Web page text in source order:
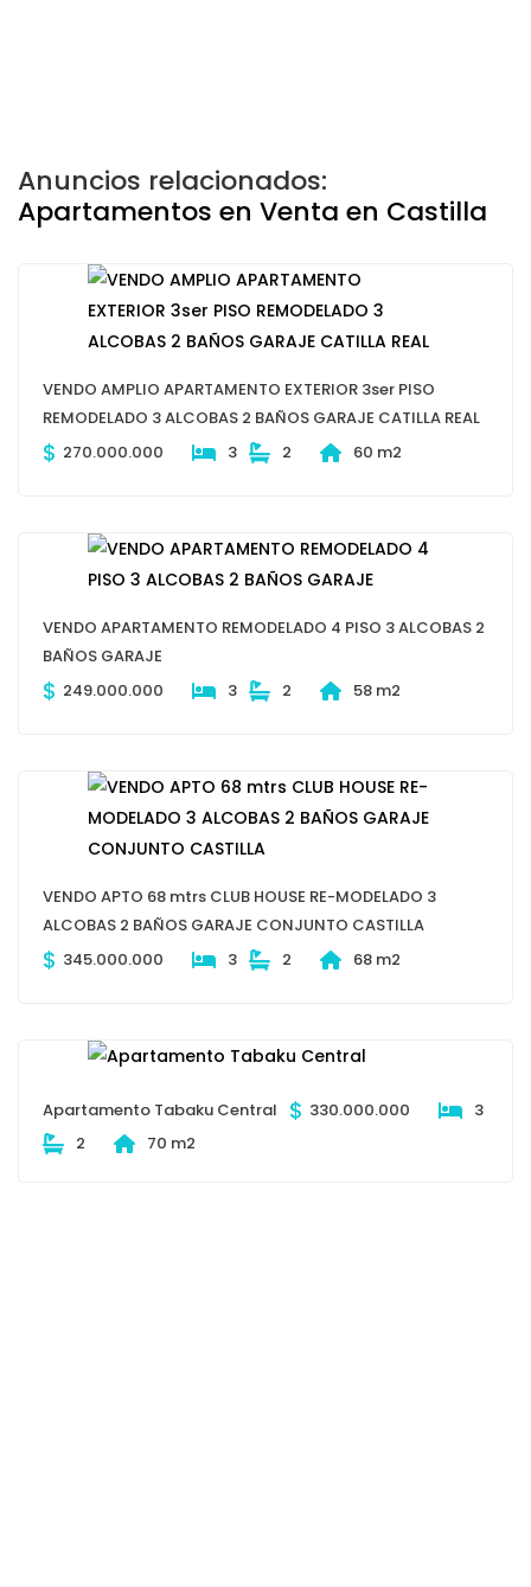
Anuncios relacionados:
Apartamentos en Venta en Castilla
VENDO AMPLIO APARTAMENTO EXTERIOR 3ser PISO
REMODELADO 3 ALCOBAS 2 BAÑOS GARAJE CATILLA REAL
$ 270.000.000 3 2 60 m2
VENDO APARTAMENTO REMODELADO 4 PISO 3 ALCOBAS 2
BAÑOS GARAJE
$ 249.000.000 3 2 58 m2
VENDO APTO 68 mtrs CLUB HOUSE RE-MODELADO 3
ALCOBAS 2 BAÑOS GARAJE CONJUNTO CASTILLA
$ 345.000.000 3 2 68 m2
Apartamento Tabaku Central $ 330.000.000
3
2
70 m2